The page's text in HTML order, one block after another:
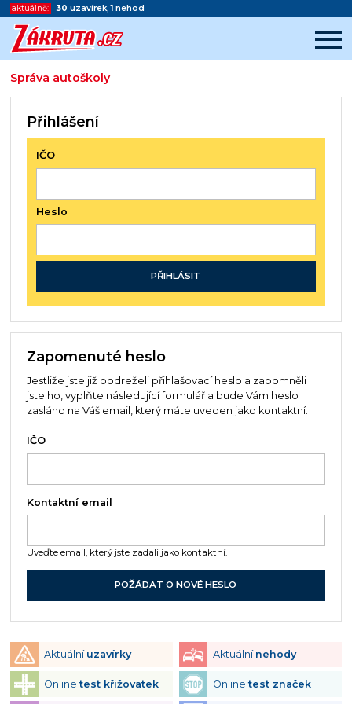
aktuálně: 30 uzavírek,1 nehod
Správa autoškoly
Začátek reklamy
Přihlášení
IČO
Heslo
Zapomenuté heslo
Jestliže jste již obdreželi přihlašovací heslo a zapomněli
jste ho, vyplňte následující formulář a bude Vám heslo
zasláno na Váš email, který máte uveden jako kontaktní.
IČO
Kontaktní email
Uveďte email, který jste zadali jako kontaktní.
Aktuální uzavírky Aktuální nehody
Onlinetest křižovatek Onlinetest značek